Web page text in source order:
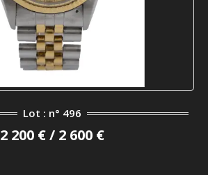
Lot : n° 496
2 200 € / 2 600 €